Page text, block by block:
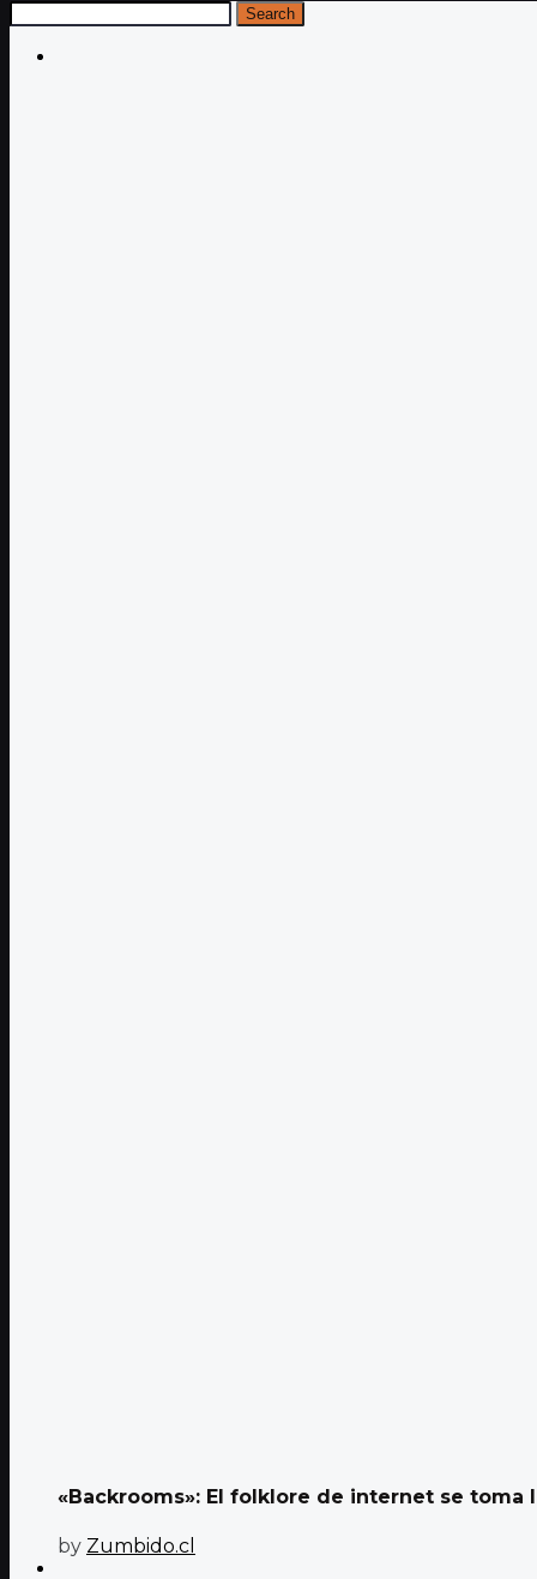
Search
«Backrooms»: El folklore de internet se toma
by Zumbido.cl